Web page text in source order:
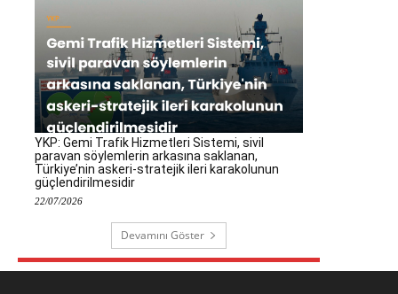
YKP: Gemi Trafik Hizmetleri Sistemi, sivil
paravan söylemlerin arkasına saklanan,
Türkiye’nin askeri-stratejik ileri karakolunun
güçlendirilmesidir
22/07/2026
Devamını Göster